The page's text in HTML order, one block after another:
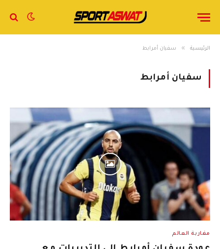
الرئيسية » سفيان أمرابط
سفيان أمرابط
مغاربة العالم